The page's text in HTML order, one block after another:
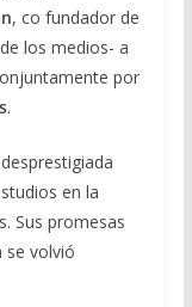
, co fundador de
los medios- a
por
.
en la
Sus promesas
se volvió